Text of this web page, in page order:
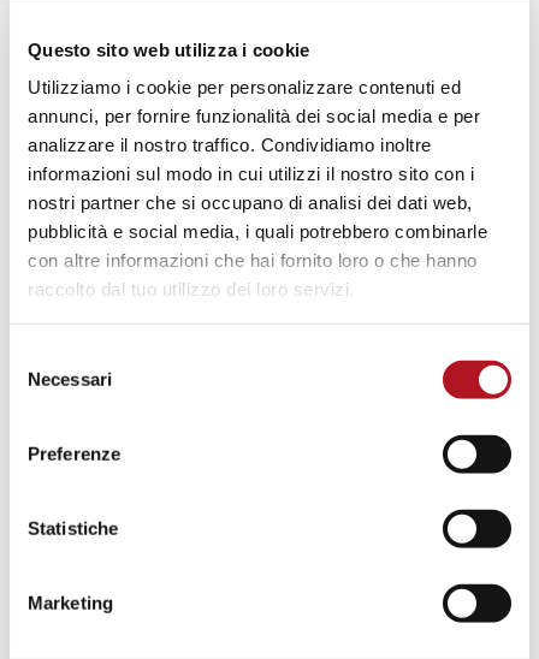
Questo sito web utilizza i cookie
Utilizziamo i cookie per personalizzare contenuti ed
annunci, per fornire funzionalità dei social media e per
analizzare il nostro traffico. Condividiamo inoltre
informazioni sul modo in cui utilizzi il nostro sito con i
nostri partner che si occupano di analisi dei dati web,
pubblicità e social media, i quali potrebbero combinarle
con altre informazioni che hai fornito loro o che hanno
raccolto dal tuo utilizzo dei loro servizi.
delNecessari
Preferenze
Statistiche
Marketing